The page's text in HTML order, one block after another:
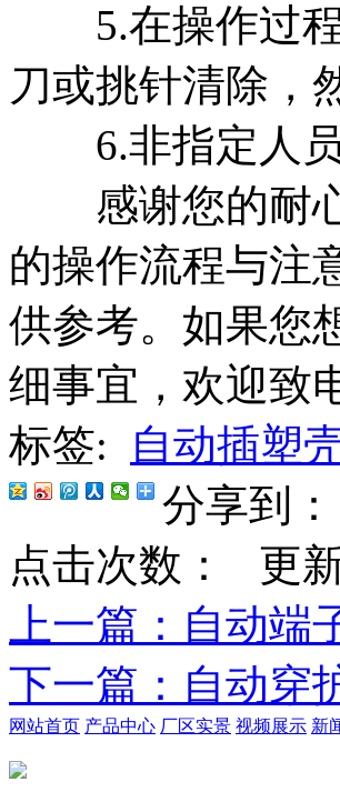
5.在操作过程
刀或挑针清除，
6.非指定人员
感谢您的耐心
的操作流程与注
供参考。如果您
细事宜，欢迎致
标签:
自动插塑
分享到：
点击次数：
更
上一篇 ：自动
下一篇 ：自动
网站首页 产品中心 厂区实景 视频展示 新